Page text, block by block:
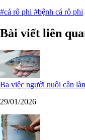
#cá rô phi #bệnh cá rô phi
Bài viết liên
Ba việc người nuôi cần
29/01/2026